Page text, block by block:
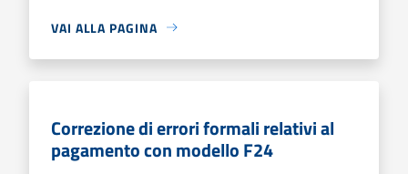
VAI ALLA PAGINA
Correzione di errori formali relativi al
pagamento con modello F24